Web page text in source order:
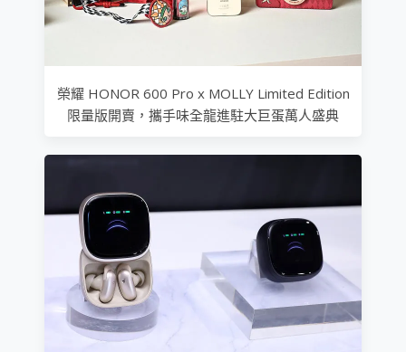
榮耀 HONOR 600 Pro x MOLLY Limited Edition
限量版開賣，攜手味全龍進駐大巨蛋萬人盛典